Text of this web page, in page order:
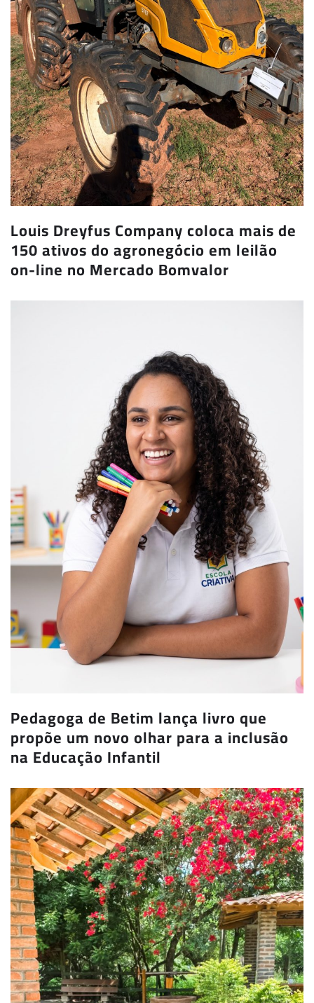
Louis Dreyfus Company coloca mais de
150 ativos do agronegócio em leilão
on-line no Mercado Bomvalor
Pedagoga de Betim lança livro que
propõe um novo olhar para a inclusão
na Educação Infantil